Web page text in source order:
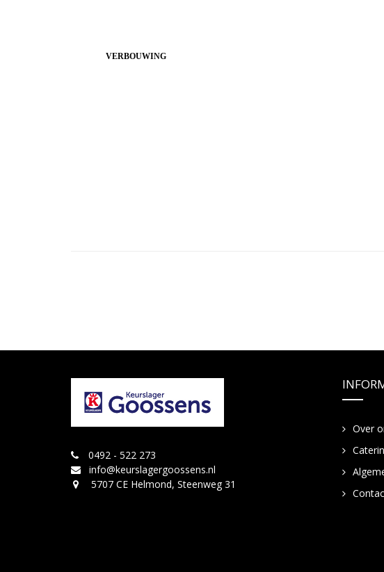
VERBOUWING
0492 - 522 273
info@keurslagergoossens.nl
5707 CE Helmond, Steenweg 31
Over